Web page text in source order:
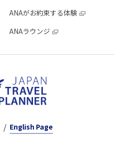
ANAがお約束する体験
ANAラウンジ
English Page